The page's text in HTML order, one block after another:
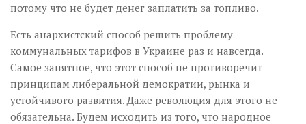
потому что не будет денег заплатить за топливо.
Есть анархистский способ решить проблему
коммунальных тарифов в Украине раз и навсегда.
Самое занятное, что этот способ не противоречит
принципам либеральной демократии, рынка и
устойчивого развития. Даже революция для этого не
обязательна. Будем исходить из того, что народное